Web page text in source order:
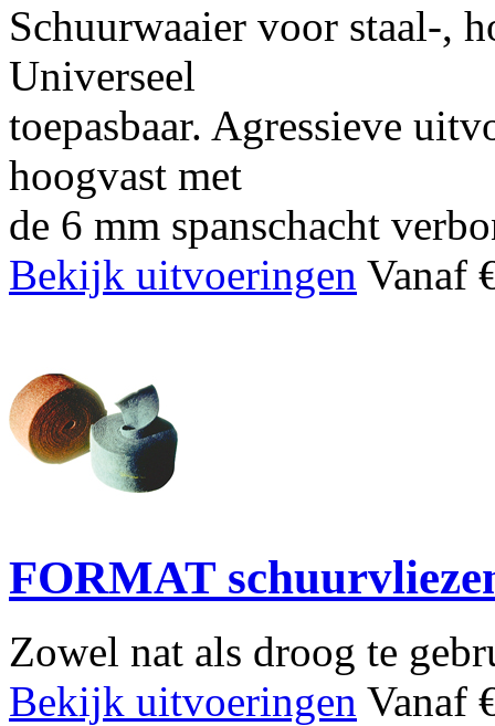
Schuurwaaier voor staal-,
Universeel
toepasbaar. Agressieve
hoogvast met
de 6 mm spanschacht
Bekijk uitvoeringen Vanaf
FORMAT
Zowel nat als droog te
Bekijk uitvoeringen Vanaf